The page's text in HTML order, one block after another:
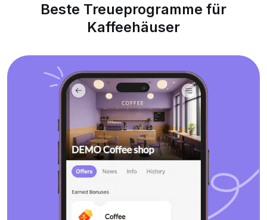
Beste Treueprogramme für
Kaffeehäuser